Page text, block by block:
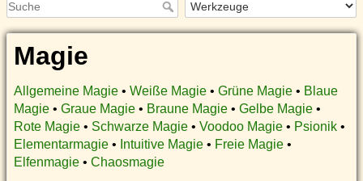
Magie
Allgemeine Magie • Weiße Magie • Grüne Magie • Blaue
Magie • Graue Magie • Braune Magie • Gelbe Magie •
Rote Magie • Schwarze Magie • Voodoo Magie • Psionik •
Elementarmagie • Intuitive Magie • Freie Magie •
Elfenmagie • Chaosmagie